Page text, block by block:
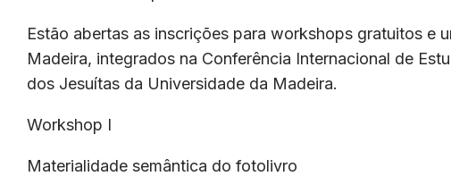
Estão abertas as inscrições para workshops gratuitos e
Madeira, integrados na Conferência Internacional de
dos Jesuítas da Universidade da Madeira.
Workshop I
Materialidade semântica do fotolivro